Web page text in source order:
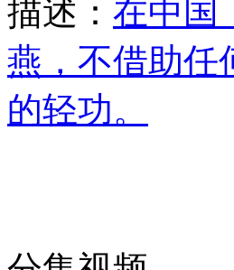
描述： 在中国
燕，不借助任
的轻功。